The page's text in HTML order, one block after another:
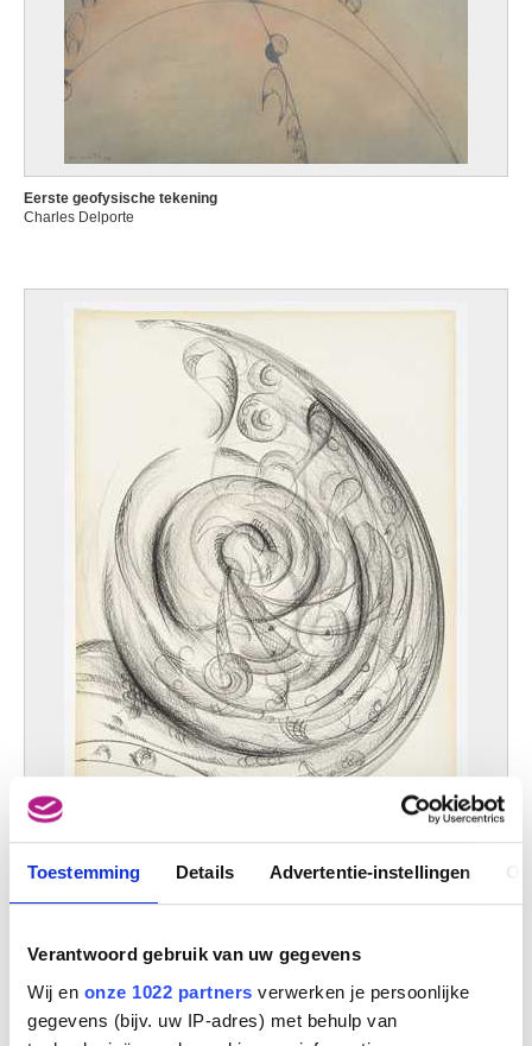
Toestemming Details Advertentie-instellingen
Verantwoord gebruik van uw gegevens
Wij en onze 1022 partners verwerken je persoonlijke
gegevens (bijv. uw IP-adres) met behulp van
Eerste geofysische tekening
Charles Delporte
Eerste kerntekening
Charles Delporte